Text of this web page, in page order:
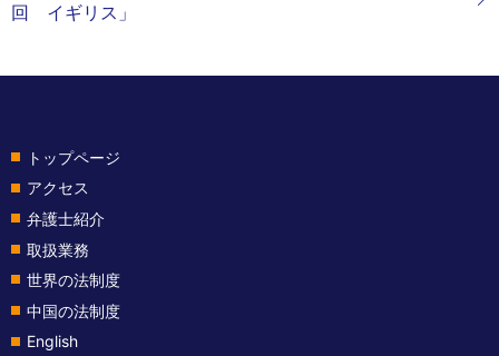
回 イギリス」
トップページ
アクセス
弁護士紹介
取扱業務
世界の法制度
中国の法制度
English